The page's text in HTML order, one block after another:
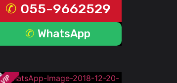
055-9662529
WhatsApp